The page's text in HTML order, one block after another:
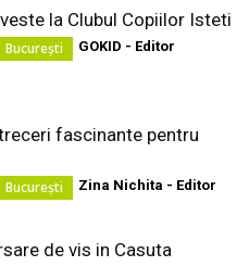
la Clubul Copiilor Isteti
București GOKID - Editor
fascinante pentru
București Zina Nichita - Editor
de vis in Casuta